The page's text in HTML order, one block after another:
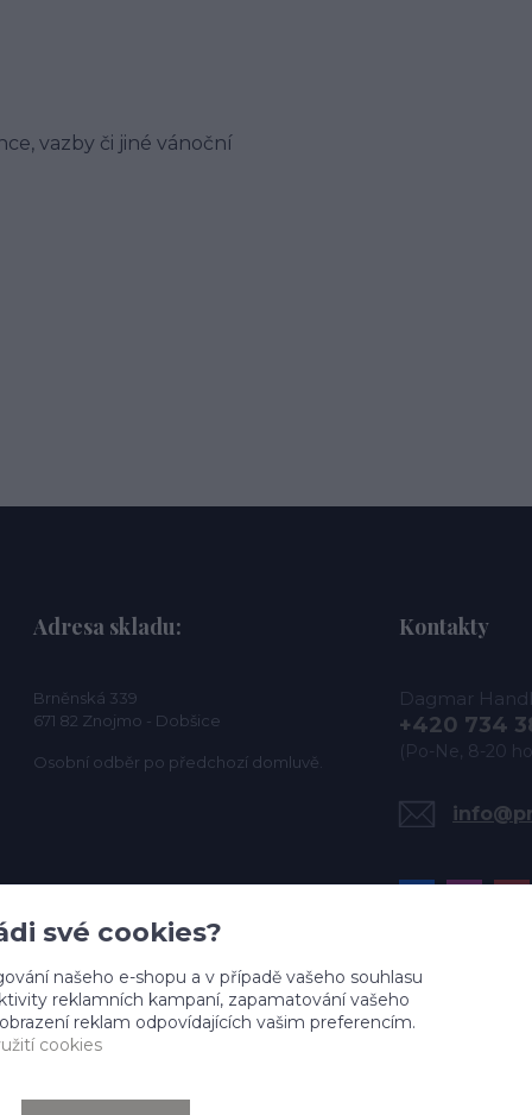
vazby či jiné vánoční
Adresa skladu:
Brněnská 339
671 82 Znojmo - Dobšice
Osobní odběr po předchozí domluvě.
Kontakty
Dagmar
+420 734
(Po-Ne, 8-20
své cookies?
našeho e-shopu a v případě vašeho souhlasu
reklamních kampaní, zapamatování vašeho
reklam odpovídajících vašim preferencím.
cookies